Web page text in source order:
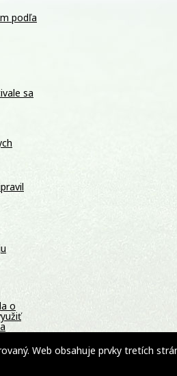
podľa
sa
o
ľudí v
Web obsahuje prvky tretích